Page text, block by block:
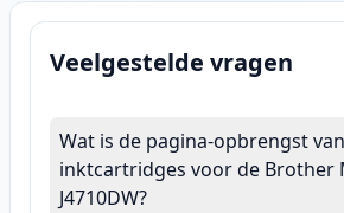
Veelgestelde vragen
Wat is de pagina-opbrengst van
inktcartridges voor de Brother
J4710DW?